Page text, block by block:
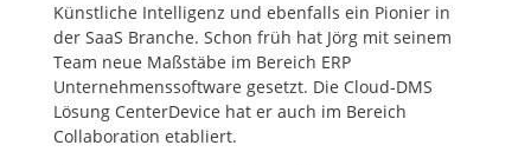
Künstliche Intelligenz und ebenfalls ein Pionier in
der SaaS Branche. Schon früh hat Jörg mit seinem
Team neue Maßstäbe im Bereich ERP
Unternehmenssoftware gesetzt. Die Cloud-DMS
Lösung CenterDevice hat er auch im Bereich
Collaboration etabliert.